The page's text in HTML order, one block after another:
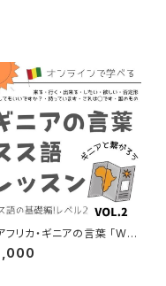
フリカ・ギニアの言葉 「WO
スス語オンラインレ
ン 教材VOL.2 スス語基礎